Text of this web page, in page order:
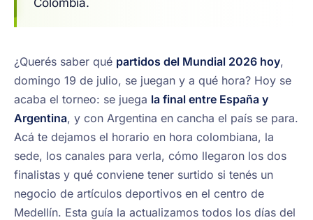
Colombia.
¿Querés saber qué partidos del Mundial 2026 hoy,
domingo 19 de julio, se juegan y a qué hora? Hoy se
acaba el torneo: se juega la final entre España y
Argentina, y con Argentina en cancha el país se para.
Acá te dejamos el horario en hora colombiana, la
sede, los canales para verla, cómo llegaron los dos
finalistas y qué conviene tener surtido si tenés un
negocio de artículos deportivos en el centro de
Medellín. Esta guía la actualizamos todos los días del